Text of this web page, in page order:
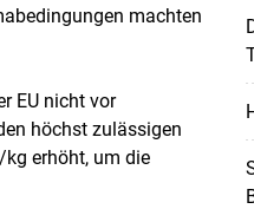
machten
EU nicht vor
höchst zulässigen
erhöht, um die